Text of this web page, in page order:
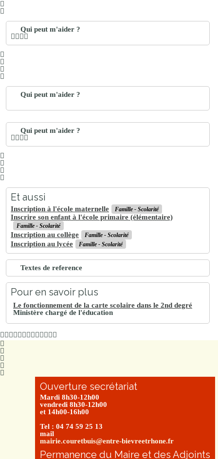
Qui peut m'aider ?
Qui peut m'aider ?
Qui peut m'aider ?
Et aussi
Inscription à l'école maternelle Famille - Scolarité
Inscrire son enfant à l'école primaire (élémentaire)
Famille - Scolarité
Inscription au collège Famille - Scolarité
Inscription au lycée Famille - Scolarité
Textes de reference
Pour en savoir plus
Le fonctionnement de la carte scolaire dans le 2nd degré
Ministère chargé de l'éducation
Ouverture secrétariat
Mardi 8h30-12h00
vendredi 8h30-12h00
et 14h00-16h00
Tel : 04 74 59 25 13
mail
mairie.couretbuis@entre-bievreetrhone.fr
Permanence du Maire et des Adjoints